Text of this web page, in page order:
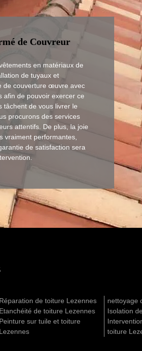
de Couvreur
en matériaux de
de tuyaux et
de couverture œuvre avec
afin de pouvoir exercer ce
tâchent de vous livrer le
procurons des services
attentifs. De plus, la joie
vraiment performantes,
de satisfaction sera
Réparation de toiture Lezennes
Etanchéité de toiture Lezennes
Peinture sur tuile et toiture
Lezennes
nettoyage
Isolation
toiture